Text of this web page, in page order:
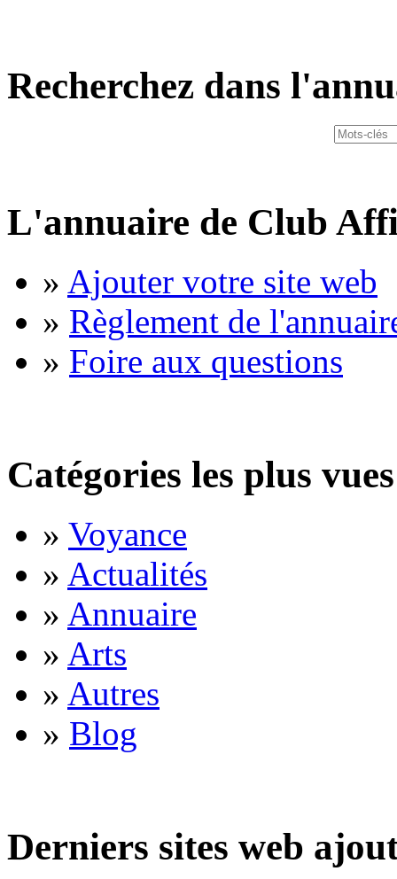
Recherchez dans
L'annuaire de Club
» Ajouter votre site web
» Règlement de
» Foire aux questions
Catégories les plus vues
» Voyance
» Actualités
» Annuaire
» Arts
» Autres
» Blog
Derniers sites web